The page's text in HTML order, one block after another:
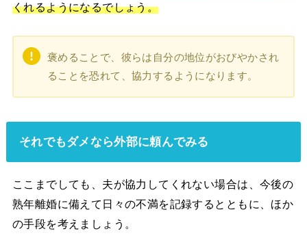
くれるようになるでしょう。
褒めることで、彼らは自分の地位がおびやかされ
ることを恐れて、協力するようになります。
それでもダメなら外部に頼んでみる
ここまでしても、夫が協力してくれない場合は、今後の
熟年離婚に備えて日々の不満を記録するとともに、ほか
の手段を考えましょう。